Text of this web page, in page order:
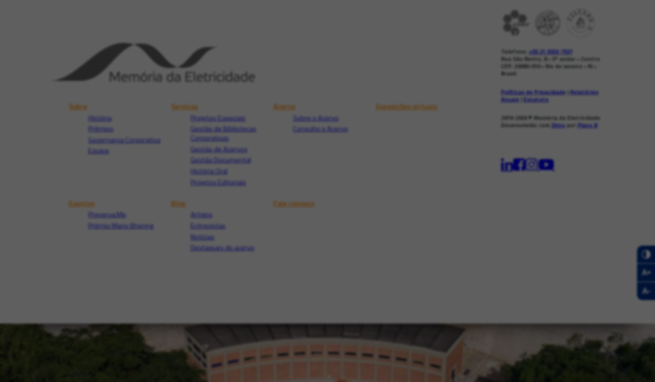
Sobre
História
Prêmios
Governança Corporativa
Equipe
Serviços
Projetos Especiais
Gestão de Bibliotecas
Corporativas
Gestão de Acervos
Gestão Documental
História Oral
Projetos Editoriais
Acervo
Sobre o Acervo
Consulte o Acervo
Exposições virtuais
Eventos
Preserva.Me
Prêmio Mario Bhering
Blog
Artigos
Entrevistas
Notícias
Destaques do acervo
Fale conosco
Telefone: +55 21 3553-7537
Rua São Bento, 8 • 5º andar • Centro
CEP: 20090-010 • Rio de Janeiro • RJ •
Brasil
Políticas de Privacidade Relatórios
Anuais
Estatuto
2019-2026© Memória da Eletricidade
Desenvolvido com Shiro por Plano B